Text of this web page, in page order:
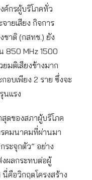
ค์กรผู้บริโภคทั่ว
ายเสียง กิจการ
ชาติ (กสทช.) ยัง
850 MHz 1500
มติเสียงข้างมาก
อบเพียง 2 ราย ซึ่งจะ
นแรง
สุดของสภาผู้บริโภค
คมนาคมที่ผ่านมา
ระจุกตัว” อย่าง
งผลกระทบต่อผู้
นี่คือวิกฤตโครงสร้าง